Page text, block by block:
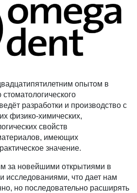
опытом в
разработки и производство с
физико-химических,
свойств
имеющих
значение.
за новейшими открытиями в
исследованиями, что дает нам
но последовательно расширять